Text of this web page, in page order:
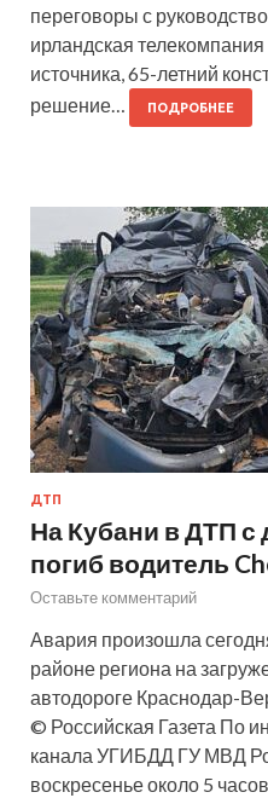
переговоры с
ирландская
источника, 65-летний
решение…
ПОДРОБНЕЕ
ДТП
На Кубани в ДТП с
погиб водитель
Оставьте комментарий
Авария произошла
районе региона на
автодороге Краснодар-
© Российская Газета По
канала УГИБДД ГУ МВД
воскресенье около 5